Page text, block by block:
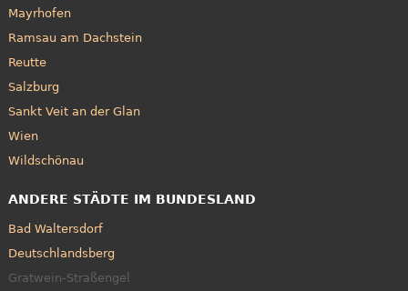
Mayrhofen
Ramsau am Dachstein
Reutte
Salzburg
Sankt Veit an der Glan
Wien
Wildschönau
ANDERE STÄDTE IM BUNDESLAND
Bad Waltersdorf
Deutschlandsberg
Gratwein-Straßengel